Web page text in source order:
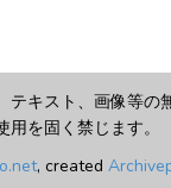
テキスト、画像等の
用を固く禁じます。
, created